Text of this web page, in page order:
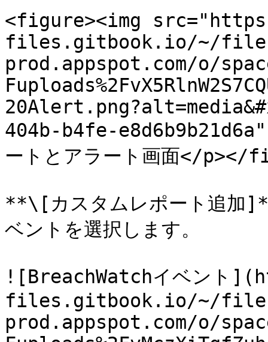
<figure><img
files.gitbook.io/~/
prod.appspot.com/o/
404b-b4fe-
ートとアラート画面</
**\[カスタムレポート追加
ベントを選択します。
![BreachWatchイベント
files.gitbook.io/~/
prod.appspot.com/o/